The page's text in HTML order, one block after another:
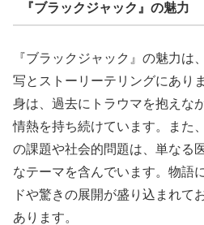
『ブラックジャック』の魅力
『ブラックジャック』の魅力は
写とストーリーテリングにあり
身は、過去にトラウマを抱えな
情熱を持ち続けています。また
の課題や社会的問題は、単なる
なテーマを含んでいます。物語
ドや驚きの展開が盛り込まれて
あります。